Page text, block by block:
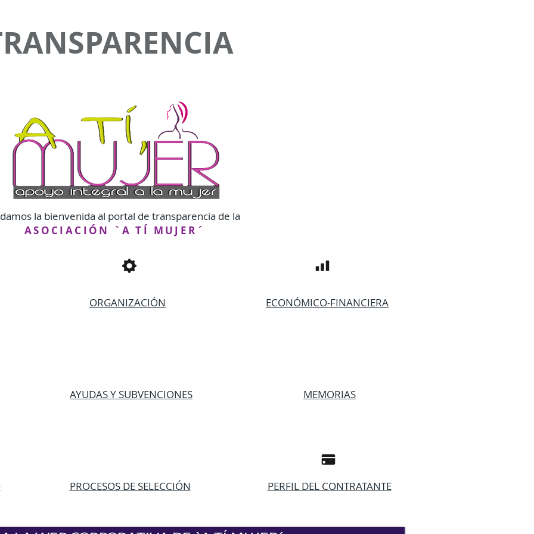
la bienvenida al portal de transparencia de la
ASOCIACIÓN `A TÍ MUJER´
ORGANIZACIÓN
AYUDAS Y SUBVENCIONES
PROCESOS DE SELECCIÓN
ECONÓMICO-FINANCIERA
MEMORIAS
PERFIL DEL CONTRATANTE